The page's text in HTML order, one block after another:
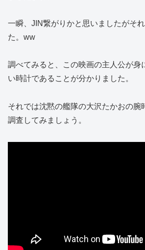
一瞬、JIN繋がりかと思いましたがそ
た。ww
調べてみると、この映画の主人公が身
い時計であることが分かりました。
それでは沈黙の艦隊の大沢たかおの腕
調査してみましょう。